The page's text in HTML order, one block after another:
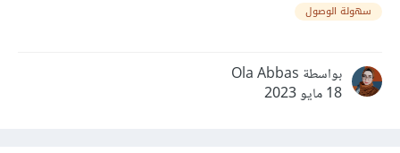
سهولة الوصول
بواسطة Ola Abbas
18 مايو 2023